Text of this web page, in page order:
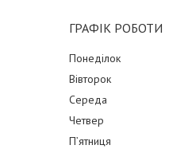
ГРАФІК РОБОТИ
Понеділок
Вівторок
Середа
Четвер
Пʼятниця